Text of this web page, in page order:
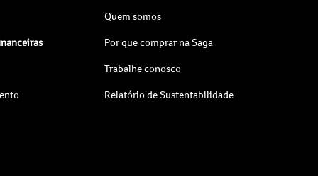
Quem somos
Por que comprar na Saga
Trabalhe conosco
Relatório de Sustentabilidade